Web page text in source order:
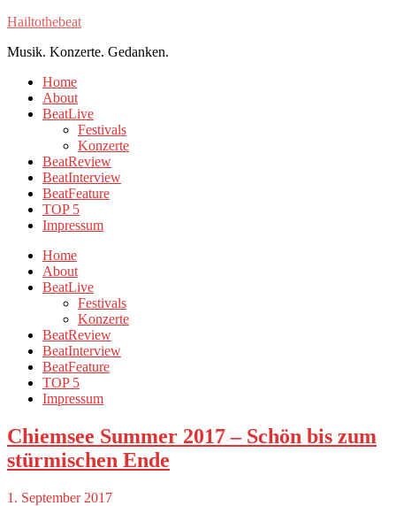
Hailtothebeat
Musik. Konzerte. Gedanken.
Home
About
BeatLive
Festivals
Konzerte
BeatReview
BeatInterview
BeatFeature
TOP 5
Impressum
Home
About
BeatLive
Festivals
Konzerte
BeatReview
BeatInterview
BeatFeature
TOP 5
Impressum
Chiemsee Summer 2017 – Schön bis zum
stürmischen Ende
1. September 2017